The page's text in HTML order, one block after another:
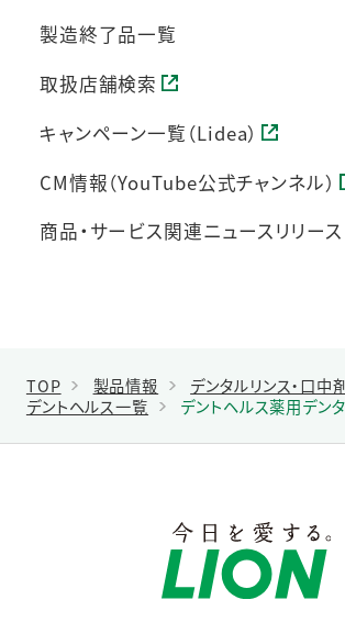
製造終了品一覧
取扱店舗検索
キャンペーン一覧（Lidea）
CM情報（YouTube公式チャンネル）
商品・サービス関連ニュースリリース
TOP 製品情報
デンタルリンス・口中
デントヘルス一覧
デントヘルス薬用デン